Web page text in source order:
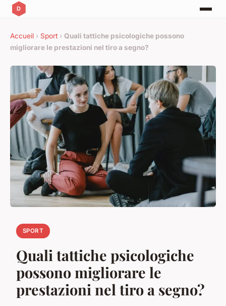
Accueil › Sport › Quali tattiche psicologiche possono
migliorare le prestazioni nel tiro a segno?
SPORT
Quali tattiche psicologiche
possono migliorare le
prestazioni nel tiro a segno?